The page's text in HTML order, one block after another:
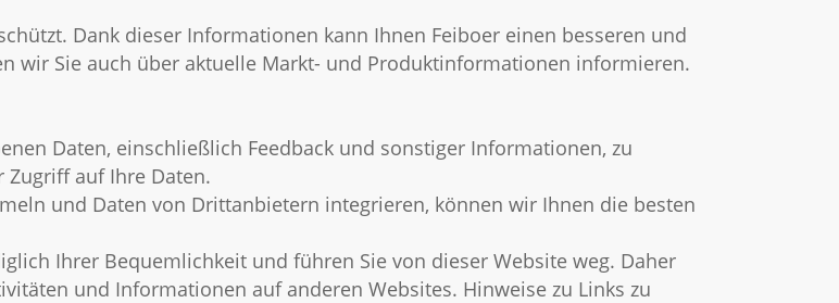
Dank dieser Informationen kann Ihnen Feiboer einen besseren und
wir Sie auch über aktuelle Markt- und Produktinformationen informieren.
Daten, einschließlich Feedback und sonstiger Informationen, zu
Zugriff auf Ihre Daten.
und Daten von Drittanbietern integrieren, können wir Ihnen die besten
Ihrer Bequemlichkeit und führen Sie von dieser Website weg. Daher
und Informationen auf anderen Websites. Hinweise zu Links zu